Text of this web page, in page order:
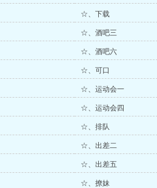
☆、下载
☆、酒吧三
☆、酒吧六
☆、可口
☆、运动会一
☆、运动会四
☆、排队
☆、出差二
☆、出差五
☆、撩妹